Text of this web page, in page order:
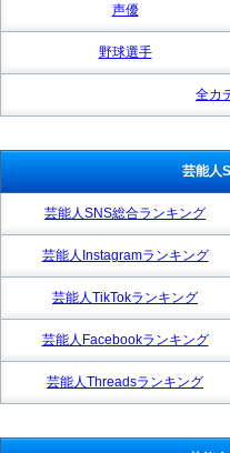
声優
野球選手
全カ
芸能人
芸能人SNS総合ランキング
芸能人Instagramランキング
芸能人TikTokランキング
芸能人Facebookランキング
芸能人Threadsランキング